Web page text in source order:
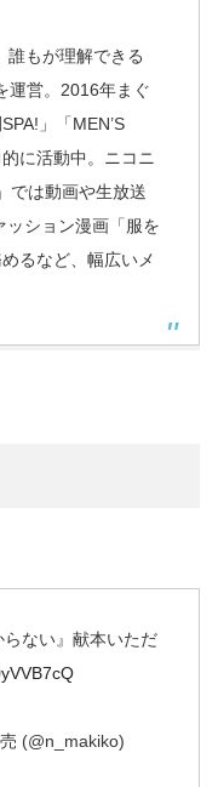
誰もが理解できる
運営。2016年まぐ
」「MEN’S
に活動中。ニコニ
では動画や生放送
ション漫画「服を
るなど、幅広いメ
ない』献本いただ
(@n_makiko)